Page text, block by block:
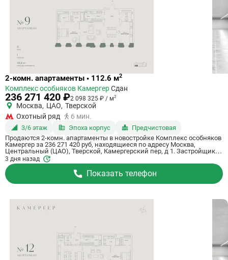
Ссылка
квартиру
2-комн. апартаменты • 112.6 м2
Комплекс особняков КамергерСдан
236 271 420 ₽2 098 325 ₽ / м2
Москва, ЦАО, Тверской
Охотный ряд
6 мин.
3/6 этаж Эпоха корпус
Предчистовая
Продаются 2-комн. апартаменты в новостройке Комплекс особняков
Камергер за 236 271 420 руб, находящиеся по адресу Москва,
Центральный (ЦАО), Тверской, Камергерский пер, д 1. Застройщик
ENGEO Development. Апартаменты сдаются в 3 квартале 2026 года с
предчистовой отделкой, в 6 минутах пешком от станции
метрополитена Охотный ряд. Общая площадь апартаментов - 112.6
кв. м. Этаж 3. ID апартаментов на СтройкиРУ 653788, назовите его
когда будете звонить.
3 дня назад
Показать телефон